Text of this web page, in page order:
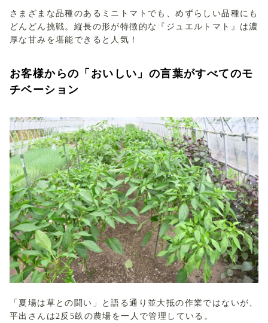
さまざまな品種のあるミニトマトでも、めずらしい品種にも
どんどん挑戦。縦長の形が特徴的な『ジュエルトマト』は濃
厚な甘みを堪能できると人気！
お客様からの「おいしい」の言葉がすべてのモ
チベーション
「夏場は草との闘い」と語る通り並大抵の作業ではないが、
平出さんは2反5畝の農場を一人で管理している。